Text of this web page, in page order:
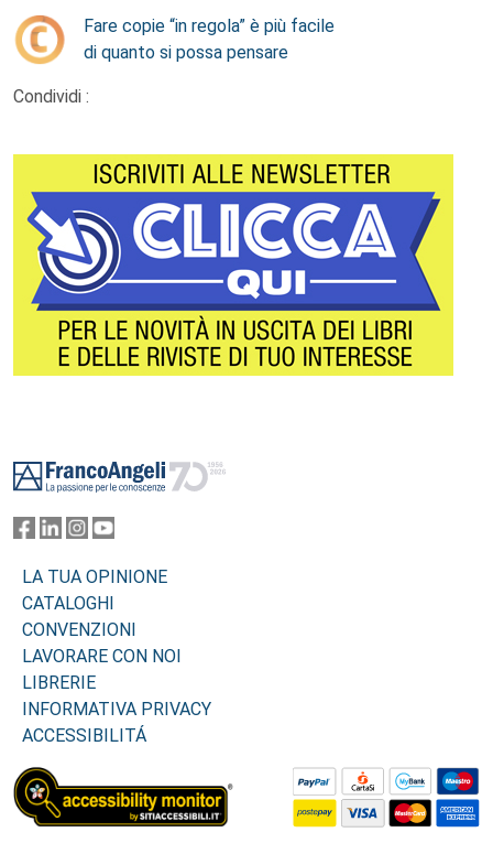
Fare copie “in regola” è più facile
di quanto si possa pensare
Condividi :
LA TUA OPINIONE
CATALOGHI
CONVENZIONI
LAVORARE CON NOI
LIBRERIE
INFORMATIVA PRIVACY
ACCESSIBILITÁ